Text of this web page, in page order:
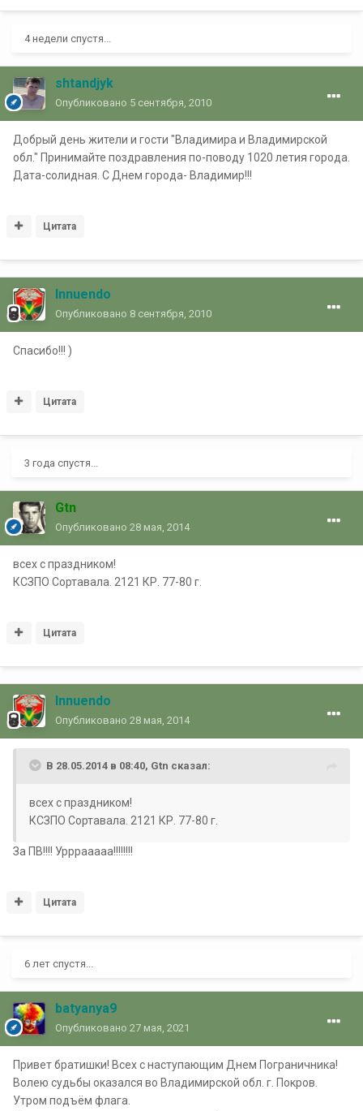
4 недели спустя...
shtandjyk
Опубликовано 5 сентября, 2010
Добрый день жители и гости "Владимира и Владимирской
обл." Принимайте поздравления по-поводу 1020 летия города.
Дата-солидная. С Днем города- Владимир!!!
Цитата
Innuendo
Опубликовано 8 сентября, 2010
Спасибо!!! )
Цитата
3 года спустя...
Gtn
Опубликовано 28 мая, 2014
всех с праздником!
КСЗПО Сортавала. 2121 КР. 77-80 г.
Цитата
Innuendo
Опубликовано 28 мая, 2014
В 28.05.2014 в 08:40, Gtn сказал:
всех с праздником!
КСЗПО Сортавала. 2121 КР. 77-80 г.
За ПВ!!!! Урррааааа!!!!!!!!
Цитата
6 лет спустя...
batyanya9
Опубликовано 27 мая, 2021
Привет братишки! Всех с наступающим Днем Пограничника!
Волею судьбы оказался во Владимирской обл. г. Покров.
Утром подъём флага.